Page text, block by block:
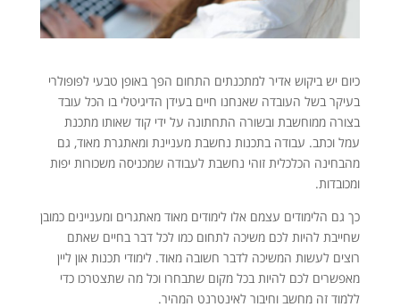
כיום יש ביקוש אדיר למתכנתים התחום הפך באופן טבעי לפופולרי
בעיקר בשל העובדה שאנחנו חיים בעידן הדיגיטלי בו הכל עובד
בצורה ממוחשבת ובשורה התחתונה על ידי קוד שאותו מתכנת
עמל וכתב. עבודה בתכנות נחשבת מעניינת ומאתגרת מאוד, גם
מהבחינה הכלכלית זוהי נחשבת לעבודה שמכניסה משכורות יפות
ומכובדות.
כך גם הלימודים עצמם אלו לימודים מאוד מאתגרים ומעניינים כמובן
שחייבת להיות לכם משיכה לתחום כמו לכל דבר בחיים שאתם
רוצים לעשות המשיכה לדבר חשובה מאוד. לימודי תכנות און ליין
מאפשרים לכם להיות בכל מקום שתבחרו וכל מה שתצטרכו כדי
ללמוד זה מחשב וחיבור לאינטרנט המהיר.